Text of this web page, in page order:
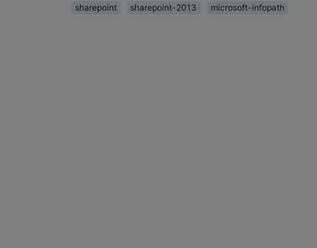
sharepoint sharepoint-2013 microsoft-infopath